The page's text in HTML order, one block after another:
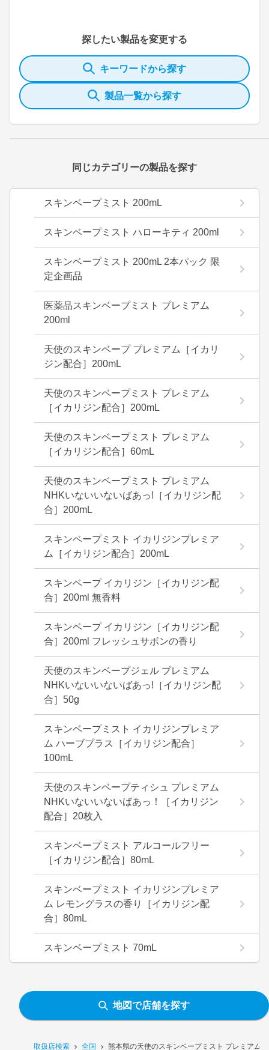
取扱店検索 全国 熊本県の天使のスキンベープミスト プレミアム
探したい製品を変更する
キーワードから探す
製品一覧から探す
同じカテゴリーの製品を探す
スキンベープミスト 200mL
スキンベープミスト ハローキティ 200ml
スキンベープミスト 200mL 2本パック 限
定企画品
医薬品スキンベープミスト プレミアム
200ml
天使のスキンベープ プレミアム［イカリ
ジン配合］200mL
天使のスキンベープミスト プレミアム
［イカリジン配合］200mL
天使のスキンベープミスト プレミアム
［イカリジン配合］60mL
天使のスキンベープミスト プレミアム
NHKいないいないばあっ!［イカリジン配
合］200mL
スキンベープミスト イカリジンプレミア
ム［イカリジン配合］200mL
スキンベープ イカリジン［イカリジン配
合］200ml 無香料
スキンベープ イカリジン［イカリジン配
合］200ml フレッシュサボンの香り
天使のスキンベープジェル プレミアム
NHKいないいないばあっ!［イカリジン配
合］50g
スキンベープミスト イカリジンプレミア
ム ハーブプラス［イカリジン配合］
100mL
天使のスキンベープティシュ プレミアム
NHKいないいないばあっ！［イカリジン
配合］20枚入
スキンベープミスト アルコールフリー
［イカリジン配合］80mL
スキンベープミスト イカリジンプレミア
ム レモングラスの香り［イカリジン配
合］80mL
スキンベープミスト 70mL
地図で店舗を探す